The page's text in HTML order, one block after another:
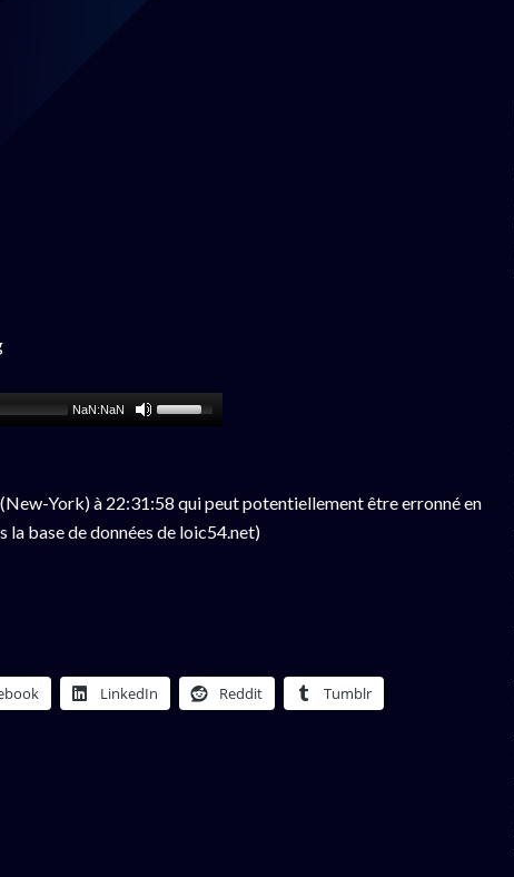
NaN:NaN
York) à 22:31:58 qui peut potentiellement être erronné en
la base de données de loic54.net)
LinkedIn Reddit Tumblr